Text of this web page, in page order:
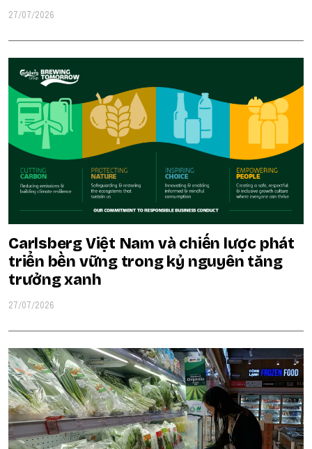
27/07/2026
Carlsberg Việt Nam và chiến lược phát
triển bền vững trong kỷ nguyên tăng
trưởng xanh
27/07/2026